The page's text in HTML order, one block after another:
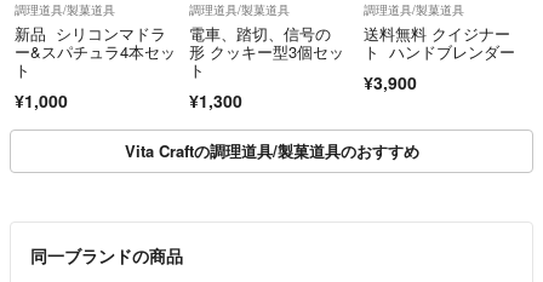
調理道具/製菓道具
新品 シリコンマドラ
ー&スパチュラ4本セッ
ト
¥1,000
調理道具/製菓道具
電車、踏切、信号の
形 クッキー型3個セッ
ト
¥1,300
調理道具/製菓道具
送料無料 クイジナー
ト ハンドブレンダー
¥3,900
Vita Craftの調理道具/製菓道具のおすすめ
同一ブランドの商品